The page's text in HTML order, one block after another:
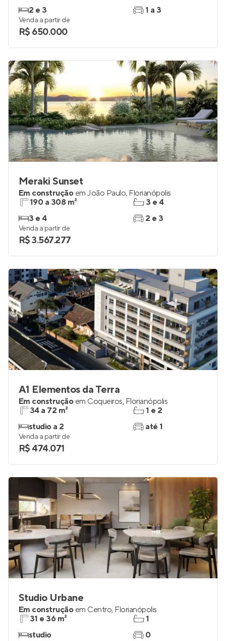
2 e 3
1 a 3
Venda a partir de
R$ 650.000
Meraki Sunset
Em construção em João Paulo, Florianópolis
190 a 308 m²
3 e 4
3 e 4
2 e 3
Venda a partir de
R$ 3.567.277
A1 Elementos da Terra
Em construção em Coqueiros, Florianópolis
34 a 72 m²
studio a 2
1 e 2
até 1
Venda a partir de
R$ 474.071
Studio Urbane
Em construção em Centro, Florianópolis
31 e 36 m²
studio
1
0